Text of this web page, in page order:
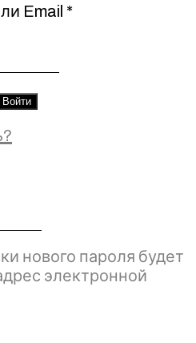
Email *Обязательно
Войти
нового пароля будет
электронной